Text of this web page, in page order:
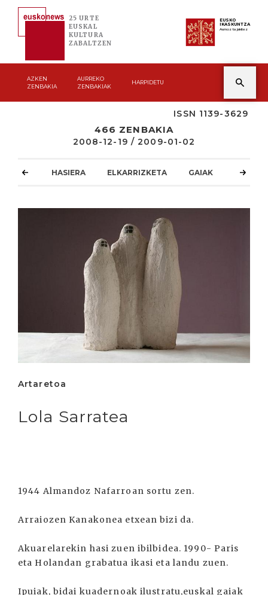
25 URTE
EUSKAL
KULTURA
ZABALTZEN
EUSKO
IKASKUNTZA
Asmoz ta jakitez
AZKEN
ZENBAKIA
AURREKO
ZENBAKIAK
HARPIDETU
ISSN 1139-3629
466 ZENBAKIA
2008-12-19 / 2009-01-02
HASIERA ELKARRIZKETA GAIAK
Artaretoa
Lola Sarratea
1944 Almandoz Nafarroan sortu zen.
Arraiozen Kanakonea etxean bizi da.
Akuarelarekin hasi zuen ibilbidea. 1990- Paris
eta Holandan grabatua ikasi eta landu zuen.
Ipuiak, bidai kuadernoak ilustratu,euskal gaiak